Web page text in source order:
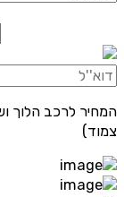
המחיר לרכב הלוך
צמוד)